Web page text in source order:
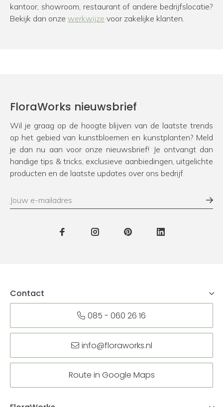
kantoor, showroom, restaurant of andere bedrijfslocatie?
Bekijk dan onze werkwijze voor zakelijke klanten.
FloraWorks nieuwsbrief
Wil je graag op de hoogte blijven van de laatste trends
op het gebied van kunstbloemen en kunstplanten? Meld
je dan nu aan voor onze nieuwsbrief! Je ontvangt dan
handige tips & tricks, exclusieve aanbiedingen, uitgelichte
producten en de laatste updates over ons bedrijf.
Contact
085 - 060 26 16
info@floraworks.nl
Route in Google Maps